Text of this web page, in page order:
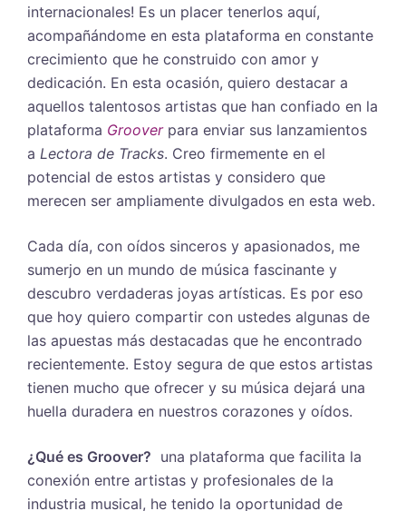
internacionales! Es un placer tenerlos aquí,
acompañándome en esta plataforma en constante
crecimiento que he construido con amor y
dedicación. En esta ocasión, quiero destacar a
aquellos talentosos artistas que han confiado en la
plataforma Grooverpara enviar sus lanzamientos
a Lectora de Tracks. Creo firmemente en el
potencial de estos artistas y considero que
merecen ser ampliamente divulgados en esta web.
Cada día, con oídos sinceros y apasionados, me
sumerjo en un mundo de música fascinante y
descubro verdaderas joyas artísticas. Es por eso
que hoy quiero compartir con ustedes algunas de
las apuestas más destacadas que he encontrado
recientemente. Estoy segura de que estos artistas
tienen mucho que ofrecer y su música dejará una
huella duradera en nuestros corazones y oídos.
¿Qué es Groover? una plataforma que facilita la
conexión entre artistas y profesionales de la
industria musical, he tenido la oportunidad de